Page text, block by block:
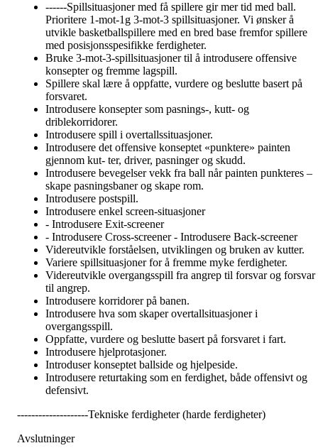
------Spillsituasjoner med få spillere gir mer tid med ball.
Prioritere 1-mot-1g 3-mot-3 spillsituasjoner. Vi ønsker å
utvikle basketballspillere med en bred base fremfor spillere
med posisjonsspesifikke ferdigheter.
Bruke 3-mot-3-spillsituasjoner til å introdusere offensive
konsepter og fremme lagspill.
Spillere skal lære å oppfatte, vurdere og beslutte basert på
forsvaret.
Introdusere konsepter som pasnings-, kutt- og
driblekorridorer.
Introdusere spill i overtallssituasjoner.
Introdusere det offensive konseptet «punktere» painten
gjennom kut- ter, driver, pasninger og skudd.
Introdusere bevegelser vekk fra ball når painten punkteres –
skape pasningsbaner og skape rom.
Introdusere postspill.
Introdusere enkel screen-situasjoner
- Introdusere Exit-screener
- Introdusere Cross-screener - Introdusere Back-screener
Videreutvikle forståelsen, utviklingen og bruken av kutter.
Variere spillsituasjoner for å fremme myke ferdigheter.
Videreutvikle overgangsspill fra angrep til forsvar og forsvar
til angrep.
Introdusere korridorer på banen.
Introdusere hva som skaper overtallsituasjoner i
overgangsspill.
Oppfatte, vurdere og beslutte basert på forsvaret i fart.
Introdusere hjelprotasjoner.
Introduser konseptet ballside og hjelpeside.
Introdusere returtaking som en ferdighet, både offensivt og
defensivt.
--------------------Tekniske ferdigheter (harde ferdigheter)
Avslutninger